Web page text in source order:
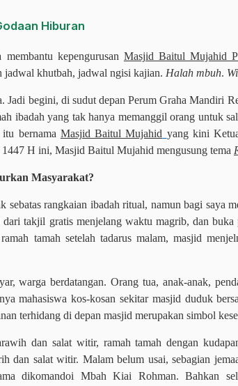
Hiburan
kepengurusan Masjid Baitul Mujahid
jadwal khutbah, jadwal ngisi kajian. Halah mbuh.
Jadi begini, di sudut depan Perum Graha Mandiri
ibadah yang tak hanya memanggil orang untuk
bernama Masjid Baitul Mujahid yang kini
H ini, Masjid Baitul Mujahid mengusung tema
Masyarakat?
sebatas rangkaian ibadah ritual, namun bagi saya
takjil gratis menjelang waktu magrib, dan buka
tamah setelah tadarus malam, masjid
warga berdatangan. Orang tua, anak-anak,
mahasiswa kos-kosan sekitar masjid duduk
terhidang di depan masjid merupakan simbol
dan salat witir, ramah tamah dengan
dan salat witir. Malam belum usai, sebagian
dikomandoi Mbah Kiai Rohman. Bahkan